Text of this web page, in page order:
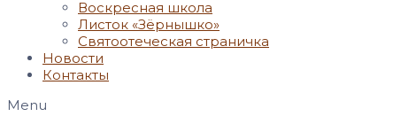
Воскресная школа
Листок «Зёрнышко»
Святоотеческая страничка
Новости
Контакты
Menu